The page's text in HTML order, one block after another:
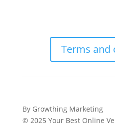
Terms and
By Growthing Marketing
© 2025 Your Best Online